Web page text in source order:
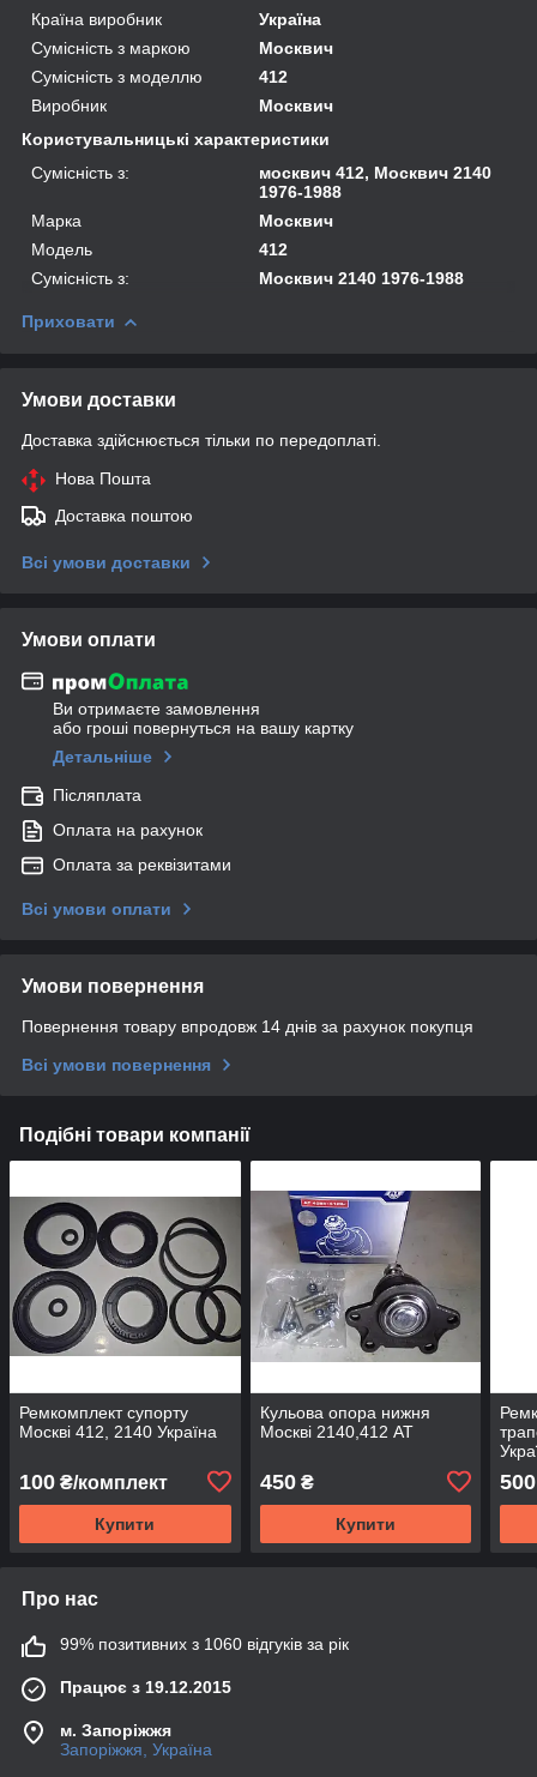
Країна виробник
Україна
Сумісність з маркою
Москвич
Сумісність з моделлю
412
Виробник
Москвич
Користувальницькі характеристики
Сумісність з:
москвич 412, Москвич 2140
1976-1988
Марка
Москвич
Модель
412
Сумісність з:
Москвич 2140 1976-1988
Приховати
Умови доставки
Доставка здійснюється тільки по передоплаті.
Нова Пошта
Доставка поштою
Всі умови доставки
Умови оплати
Ви отримаєте замовлення
або гроші повернуться на вашу картку
Детальніше
Післяплата
Оплата на рахунок
Оплата за реквізитами
Всі умови оплати
Умови повернення
Повернення товару впродовж 14 днів за рахунок покупця
Всі умови повернення
Подібні товари компанії
Ремкомплект супорту
Москві 412, 2140 Україна
100 ₴/комплект
Купити
Кульова опора нижня
Москві 2140,412 АТ
450₴
Купити
500
Про нас
99% позитивних з 1060 відгуків за рік
Працює з 19.12.2015
м. Запоріжжя
Запоріжжя, Україна